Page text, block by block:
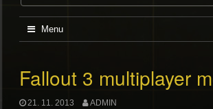
Menu
Fallout 3 multiplayer
21. 11. 2013 ADMIN